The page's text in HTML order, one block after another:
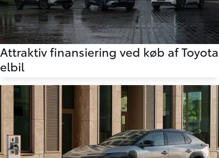
Attraktiv finansiering ved køb af Toyota
elbil